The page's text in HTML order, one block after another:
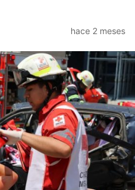
hace 2 meses